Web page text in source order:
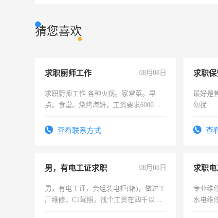
猜您喜欢
求职厨师工作 08月08日
求职厨师工作 各种火锅。家常菜。早
点。食堂。烧烤海鲜，工资要求6000以
查看联系方式
求职保
最好是
勿扰
查
男，有电工证求职 08月08日
男，有电工证，会组装电柜(箱)，做过工
厂维修；C1驾照，找个工资在四千以
求职电
专业维
水电维